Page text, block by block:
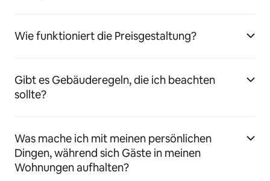
Wie funktioniert die Preisgestaltung?
Gibt es Gebäuderegeln, die ich beachten
sollte?
Was mache ich mit meinen persönlichen
Dingen, während sich Gäste in meinen
Wohnungen aufhalten?